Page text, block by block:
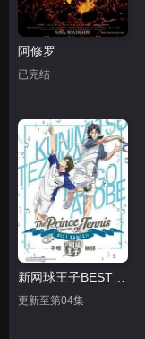
阿修罗
已完结
更新至第04集